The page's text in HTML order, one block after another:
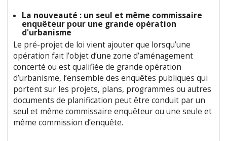
La nouveauté : un seul et même commissaire
enquêteur pour une grande opération
d'urbanisme
Le pré-projet de loi vient ajouter que lorsqu’une
opération fait l’objet d’une zone d’aménagement
concerté ou est qualifiée de grande opération
d’urbanisme, l’ensemble des enquêtes publiques qui
portent sur les projets, plans, programmes ou autres
documents de planification peut être conduit par un
seul et même commissaire enquêteur ou une seule et
même commission d’enquête.